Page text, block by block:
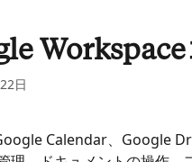
日
Calendar、Google